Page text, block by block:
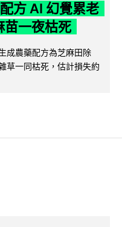
方 AI 幻覺累老
苗一夜枯死
成農藥配方為芝麻田除
草一同枯死，估計損失約